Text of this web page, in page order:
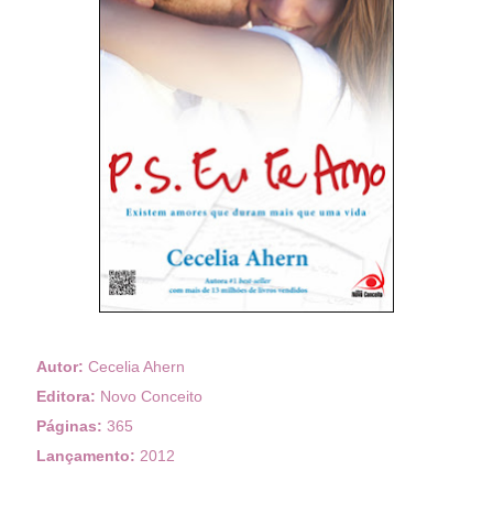
Autor: Cecelia Ahern
Editora: Novo Conceito
Páginas: 365
Lançamento: 2012